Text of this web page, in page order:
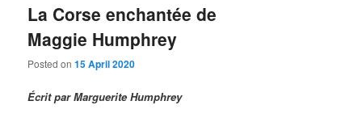
La Corse enchantée de
Maggie Humphrey
Posted on15 April 2020
Écrit par Marguerite Humphrey